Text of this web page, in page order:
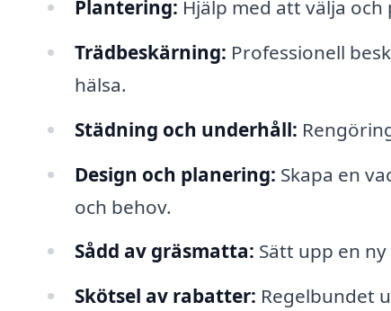
Plantering: Hjälp med att välja
Trädbeskärning: Professionell
hälsa.
Städning och underhåll:
Design och planering: Skapa en
och behov.
Sådd av gräsmatta: Sätt upp en
Skötsel av rabatter: Regelbundet